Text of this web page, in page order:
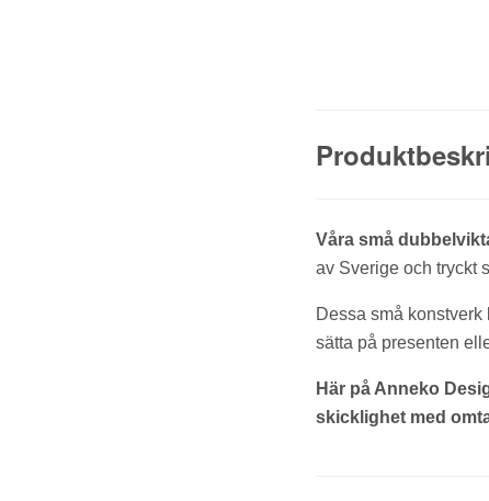
Våra små
av Sverige och tryckt
Dessa små
sätta på presenten
Här på Anneko
skicklighet med